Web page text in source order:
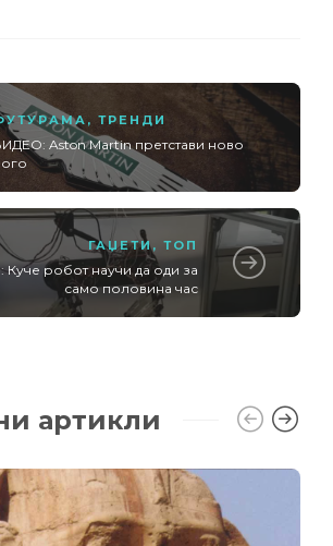
, ТРЕНДИ
Aston Martin претстави ново
ГАЏЕТИ, ТОП
робот научи да оди за
само половина час
артикли